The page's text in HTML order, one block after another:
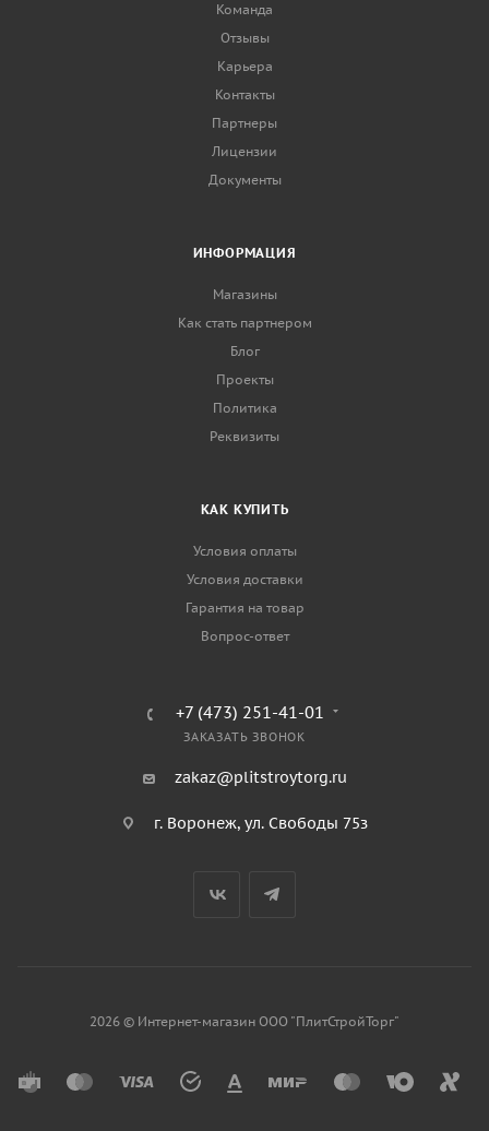
Команда
Отзывы
Карьера
Контакты
Партнеры
Лицензии
Документы
ИНФОРМАЦИЯ
Магазины
Как стать партнером
Блог
Проекты
Политика
Реквизиты
КАК КУПИТЬ
Условия оплаты
Условия доставки
Гарантия на товар
Вопрос-ответ
+7 (473) 251-41-01
ЗАКАЗАТЬ ЗВОНОК
zakaz@plitstroytorg.ru
г. Воронеж, ул. Свободы 75з
2026 © Интернет-магазин ООО "ПлитСтройТорг"